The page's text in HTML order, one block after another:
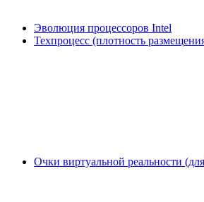
Эволюция процессоров Intel
Техпроцесс (плотность
Очки виртуальной реальности